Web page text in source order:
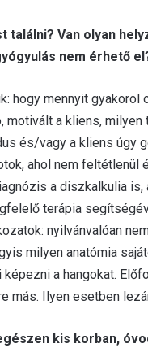
Van olyan
nem érhető
hogy mennyit
motivált a kliens,
és/vagy a kliens úgy
ahol nem feltétlenül
a diszkalkulia is,
terápia
nyilvánvalóan
milyen anatómia
a hangokat.
más. Ilyen esetben
kis korban,